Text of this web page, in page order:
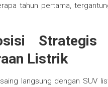
tahun pertama,
Strategis
Listrik
langsung dengan SUV